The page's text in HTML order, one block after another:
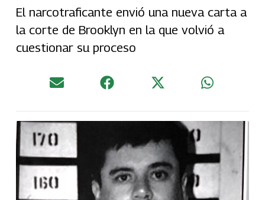
El narcotraficante envió una nueva carta a
la corte de Brooklyn en la que volvió a
cuestionar su proceso